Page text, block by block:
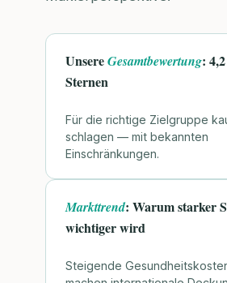
UnsereGesamtbewertung:
Sternen
Für die richtige Zielgruppe
schlagen — mit bekannten
Einschränkungen.
Markttrend: Warum starker
wichtiger wird
Steigende